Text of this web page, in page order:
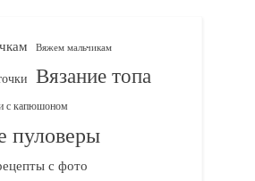
Вяжем мальчикам
Вязание топа
с капюшоном
пуловеры
с фото